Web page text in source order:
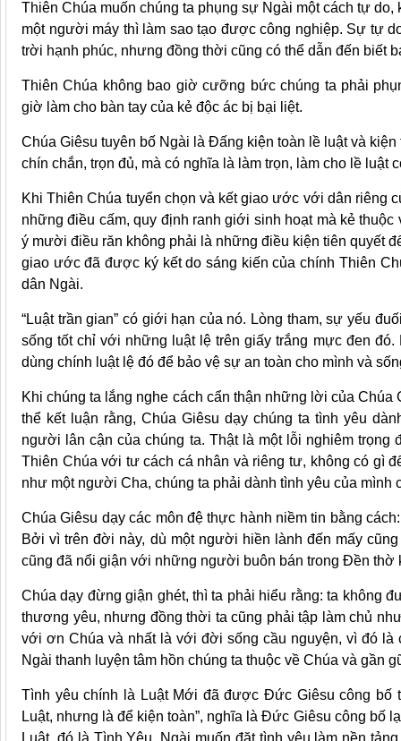
Thiên Chúa muốn chúng ta phụng sự Ngài một cách tự
một người máy thì làm sao tạo được công nghiệp. Sự tự
trời hạnh phúc, nhưng đồng thời cũng có thể dẫn đến biết
Thiên Chúa không bao giờ cưỡng bức chúng ta phải
giờ làm cho bàn tay của kẻ độc ác bị bại liệt.
Chúa Giêsu tuyên bố Ngài là Đấng kiện toàn lề luật và
chín chắn, trọn đủ, mà có nghĩa là làm trọn, làm cho lề luật
Khi Thiên Chúa tuyển chọn và kết giao ước với dân riêng
những điều cấm, quy định ranh giới sinh hoạt mà kẻ
ý mười điều răn không phải là những điều kiện tiên quyết
giao ước đã được ký kết do sáng kiến của chính Thiên
dân Ngài.
“Luật trần gian” có giới hạn của nó. Lòng tham, sự yếu
sống tốt chỉ với những luật lệ trên giấy trắng mực đen
dùng chính luật lệ đó để bảo vệ sự an toàn cho mình và
Khi chúng ta lắng nghe cách cẩn thận những lời của
thể kết luận rằng, Chúa Giêsu dạy chúng ta tình yêu
người lân cận của chúng ta. Thật là một lỗi nghiêm
Thiên Chúa với tư cách cá nhân và riêng tư, không có gì
như một người Cha, chúng ta phải dành tình yêu của mình
Chúa Giêsu dạy các môn đệ thực hành niềm tin bằng
Bởi vì trên đời này, dù một người hiền lành đến mấy
cũng đã nổi giận với những người buôn bán trong Đền thờ
Chúa dạy đừng giận ghét, thì ta phải hiểu rằng: ta không
thương yêu, nhưng đồng thời ta cũng phải tập làm chủ
với ơn Chúa và nhất là với đời sống cầu nguyện, vì đó
Ngài thanh luyện tâm hồn chúng ta thuộc về Chúa và gần
Tình yêu chính là Luật Mới đã được Đức Giêsu công bố
Luật, nhưng là để kiện toàn”, nghĩa là Đức Giêsu công bố